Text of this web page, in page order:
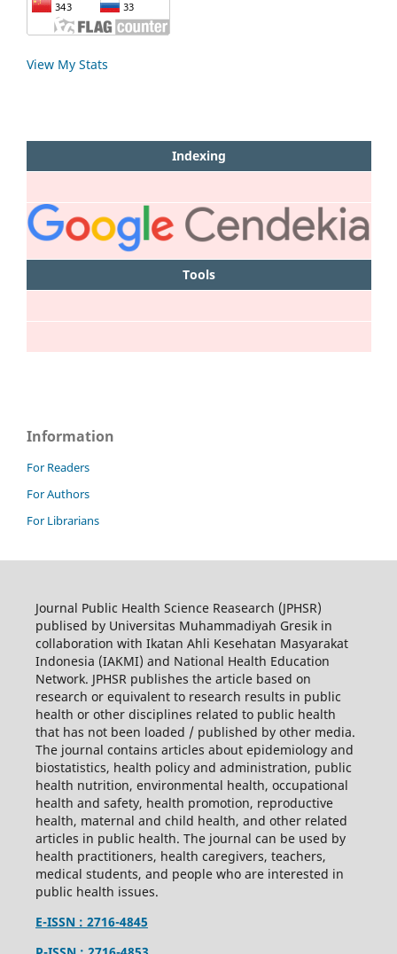
View My Stats
Indexing
Tools
Information
For Readers
For Authors
For Librarians
Journal Public Health Science Reasearch (JPHSR)
publised by Universitas Muhammadiyah Gresik in
collaboration with Ikatan Ahli Kesehatan Masyarakat
Indonesia (IAKMI) and National Health Education
Network. JPHSR publishes the article based on
research or equivalent to research results in public
health or other disciplines related to public health
that has not been loaded / published by other media.
The journal contains articles about epidemiology and
biostatistics, health policy and administration, public
health nutrition, environmental health, occupational
health and safety, health promotion, reproductive
health, maternal and child health, and other related
articles in public health. The journal can be used by
health practitioners, health caregivers, teachers,
medical students, and people who are interested in
public health issues.
E-ISSN : 2716-4845